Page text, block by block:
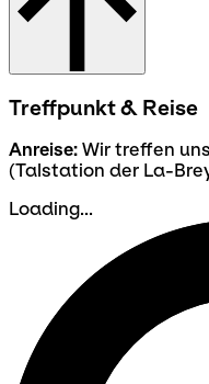
Treffpunkt & Reise
Anreise: Wir treffen
(Talstation der La-
Loading...